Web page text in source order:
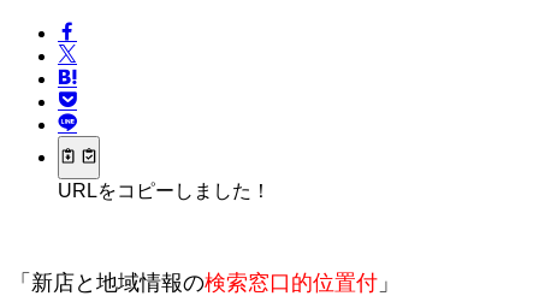
URLをコピーしました！
「新店と地域情報の検索窓口的位置付 」